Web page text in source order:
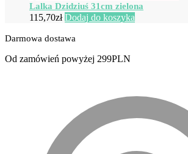
Lalka Dzidziuś 31cm zielona
115,70zł Dodaj do koszyka
Darmowa dostawa
Od zamówień powyżej 299PLN